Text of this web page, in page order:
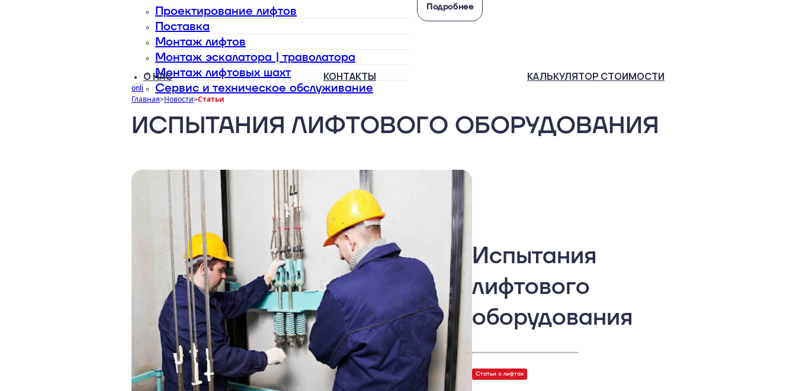
Подробнее
Проектирование лифтов
Поставка
Монтаж лифтов
Монтаж эскалатора | траволатора
Монтаж лифтовых шахт
Сервис и техническое обслуживание
О НАС КОНТАКТЫ КАЛЬКУЛЯТОР СТОИМОСТИ
online калькулятор
Главная>Новости>Статьи
ИСПЫТАНИЯ ЛИФТОВОГО ОБОРУДОВАНИЯ
Испытания
лифтового
оборудования
Статьи о лифтах